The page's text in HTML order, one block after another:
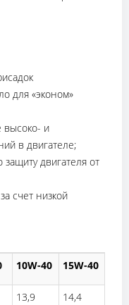
для «эконом»
высоко- и
в двигателе;
двигателя от
счет низкой
10W-40 15W-40
13,9 14,4